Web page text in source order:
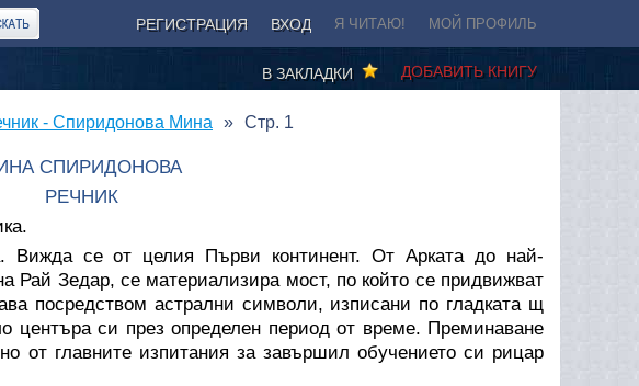
РЕГИСТРАЦИЯ ВХОД Я ЧИТАЮ! МОЙ ПРОФИЛЬ
ДОБАВИТЬ КНИГУ
В ЗАКЛАДКИ
- Спиридонова Мина Стр. 1
СПИРИДОНОВА
РЕЧНИК
се от целия Първи континент. От Арката до най-
Рай Зедар, се материализира мост, по който се придвижват
посредством астрални символи, изписани по гладката щ
центъра си през определен период от време. Преминаване
от главните изпитания за завършил обучението си рицар